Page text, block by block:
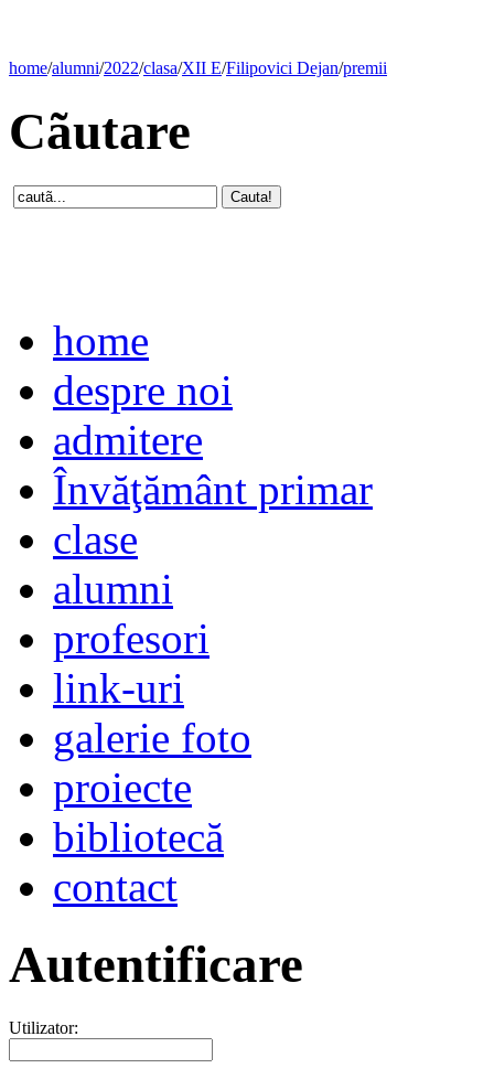
home/alumni/2022/clasa/XII E/Filipovici Dejan/premii
Cãutare
home
despre noi
admitere
Învăţământ primar
clase
alumni
profesori
link-uri
galerie foto
proiecte
bibliotecă
contact
Autentificare
Utilizator: